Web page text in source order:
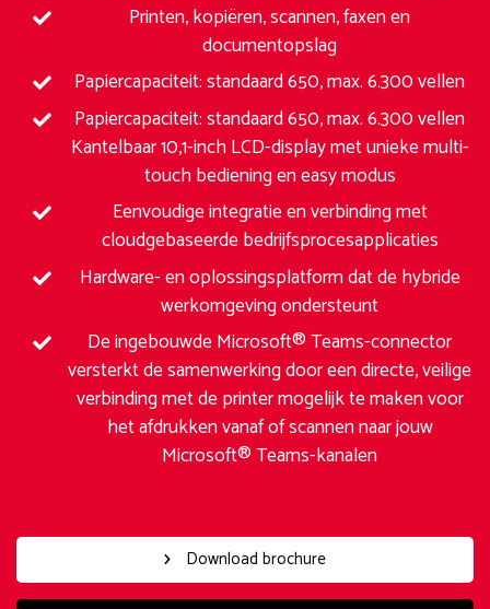
Printen, kopiëren, scannen, faxen en
documentopslag
Papiercapaciteit: standaard 650, max. 6.300 vellen
Papiercapaciteit: standaard 650, max. 6.300 vellen
Kantelbaar 10,1-inch LCD-display met unieke multi-
touch bediening en easy modus
Eenvoudige integratie en verbinding met
cloudgebaseerde bedrijfsprocesapplicaties
Hardware- en oplossingsplatform dat de hybride
werkomgeving ondersteunt
De ingebouwde Microsoft® Teams-connector
versterkt de samenwerking door een directe, veilige
verbinding met de printer mogelijk te maken voor
het afdrukken vanaf of scannen naar jouw
Microsoft® Teams-kanalen
Download brochure